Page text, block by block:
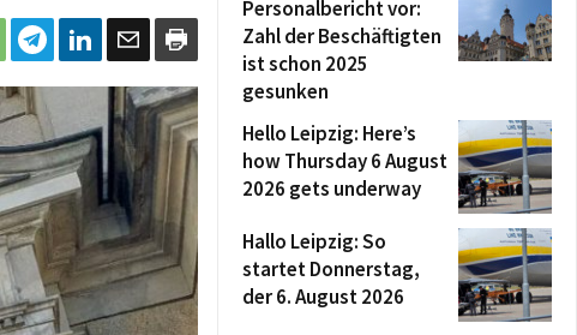
Personalbericht vor:
Zahl der Beschäftigten
ist schon 2025
gesunken
Hello Leipzig: Here’s
how Thursday 6 August
2026 gets underway
Hallo Leipzig: So
startet Donnerstag,
der 6. August 2026